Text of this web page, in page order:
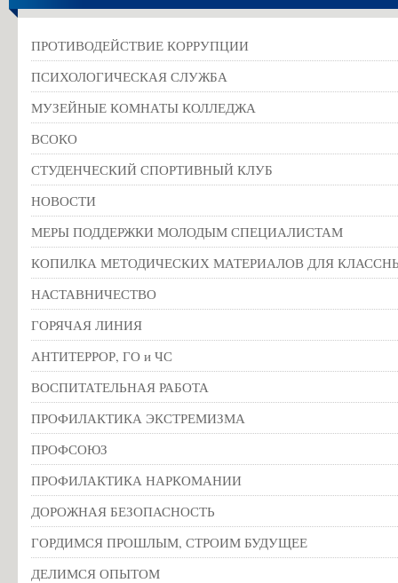
ПРОТИВОДЕЙСТВИЕ КОРРУПЦИИ
ПСИХОЛОГИЧЕСКАЯ СЛУЖБА
МУЗЕЙНЫЕ КОМНАТЫ КОЛЛЕДЖА
ВСОКО
СТУДЕНЧЕСКИЙ СПОРТИВНЫЙ КЛУБ
НОВОСТИ
МЕРЫ ПОДДЕРЖКИ МОЛОДЫМ СПЕЦИАЛИСТАМ
КОПИЛКА МЕТОДИЧЕСКИХ МАТЕРИАЛОВ ДЛЯ
НАСТАВНИЧЕСТВО
ГОРЯЧАЯ ЛИНИЯ
АНТИТЕРРОР, ГО и ЧС
ВОСПИТАТЕЛЬНАЯ РАБОТА
ПРОФИЛАКТИКА ЭКСТРЕМИЗМА
ПРОФСОЮЗ
ПРОФИЛАКТИКА НАРКОМАНИИ
ДОРОЖНАЯ БЕЗОПАСНОСТЬ
ГОРДИМСЯ ПРОШЛЫМ, СТРОИМ БУДУЩЕЕ
ДЕЛИМСЯ ОПЫТОМ